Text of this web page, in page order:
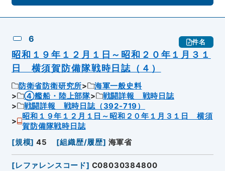
6 件名
昭和１９年１２月１日～昭和２０年１月３１
日 横須賀防備隊戦時日誌（４）
防衛省防衛研究所
海軍一般史料
④艦船・陸上部隊
戦闘詳報 戦時日誌
戦闘詳報 戦時日誌（392-719）
昭和１９年１２月１日～昭和２０年１月３１日 横須
賀防備隊戦時日誌
[規模] 45 [組織歴/履歴] 海軍省
[レファレンスコード] C08030384800